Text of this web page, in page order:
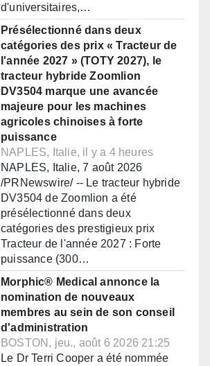
d'universitaires,…
Présélectionné dans deux
catégories des prix « Tracteur de
l'année 2027 » (TOTY 2027), le
tracteur hybride Zoomlion
DV3504 marque une avancée
majeure pour les machines
agricoles chinoises à forte
puissance
NAPLES, Italie, il y a 4 heures
NAPLES, Italie, 7 août 2026
/PRNewswire/ -- Le tracteur hybride
DV3504 de Zoomlion a été
présélectionné dans deux
catégories des prestigieux prix
Tracteur de l'année 2027 : Forte
puissance (300…
Morphic® Medical annonce la
nomination de nouveaux
membres au sein de son conseil
d'administration
BOSTON, jeu., août 6 2026 21:25
Le Dr Terri Cooper a été nommée